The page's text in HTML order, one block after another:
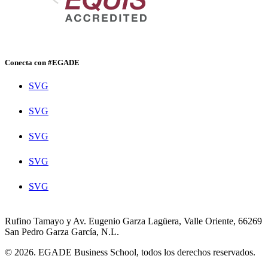
Conecta con #EGADE
SVG
SVG
SVG
SVG
SVG
Rufino Tamayo y Av. Eugenio Garza Lagüera, Valle Oriente, 66269
San Pedro Garza García, N.L.
© 2026. EGADE Business School, todos los derechos reservados.